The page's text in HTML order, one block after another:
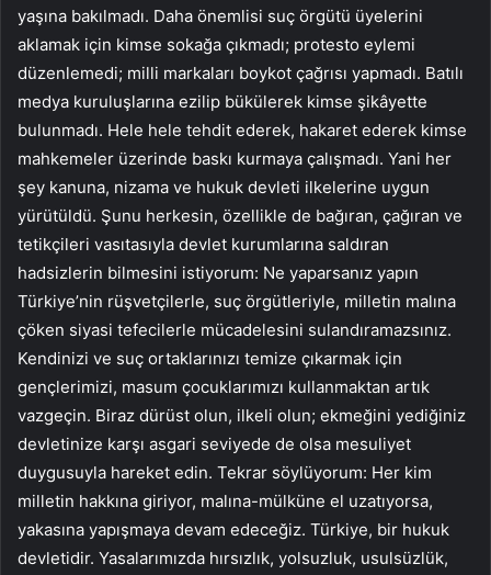
yaşına bakılmadı. Daha önemlisi suç örgütü üyelerini
aklamak için kimse sokağa çıkmadı; protesto eylemi
düzenlemedi; milli markaları boykot çağrısı yapmadı. Batılı
medya kuruluşlarına ezilip bükülerek kimse şikâyette
bulunmadı. Hele hele tehdit ederek, hakaret ederek kimse
mahkemeler üzerinde baskı kurmaya çalışmadı. Yani her
şey kanuna, nizama ve hukuk devleti ilkelerine uygun
yürütüldü. Şunu herkesin, özellikle de bağıran, çağıran ve
tetikçileri vasıtasıyla devlet kurumlarına saldıran
hadsizlerin bilmesini istiyorum: Ne yaparsanız yapın
Türkiye’nin rüşvetçilerle, suç örgütleriyle, milletin malına
çöken siyasi tefecilerle mücadelesini sulandıramazsınız.
Kendinizi ve suç ortaklarınızı temize çıkarmak için
gençlerimizi, masum çocuklarımızı kullanmaktan artık
vazgeçin. Biraz dürüst olun, ilkeli olun; ekmeğini yediğiniz
devletinize karşı asgari seviyede de olsa mesuliyet
duygusuyla hareket edin. Tekrar söylüyorum: Her kim
milletin hakkına giriyor, malına-mülküne el uzatıyorsa,
yakasına yapışmaya devam edeceğiz. Türkiye, bir hukuk
devletidir. Yasalarımızda hırsızlık, yolsuzluk, usulsüzlük,